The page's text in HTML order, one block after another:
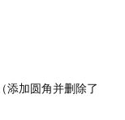
添加圆角并删除了